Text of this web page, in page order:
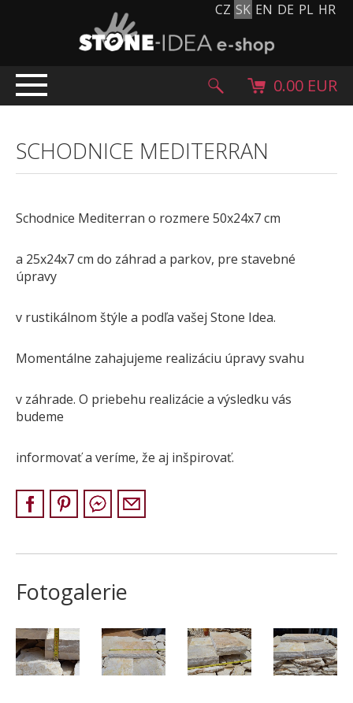
CZ SK EN DE PL HR
PRODUKTY
Kamenný koberec
Ohrúhliaky, kamienky, granulát
Doplnkový sortiment
Výrobky z kameňa
Creative Floor
ZÁKAZKY NA MIERU
O NÁS
NOVINKY
KONTAKT
0.00 EUR
SCHODNICE MEDITERRAN
Schodnice Mediterran o rozmere 50x24x7 cm
a 25x24x7 cm do záhrad a parkov, pre stavebné
úpravy
v rustikálnom štýle a podľa vašej Stone Idea.
Momentálne zahajujeme realizáciu úpravy svahu
v záhrade. O priebehu realizácie a výsledku vás
budeme
informovať a veríme, že aj inšpirovať.
Fotogalerie